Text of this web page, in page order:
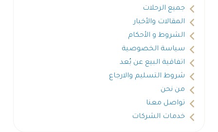
جميع الرحلات
المقالات والأخبار
الشروط و الأحكام
سياسة الخصوصية
اتفاقية البيع عن بُعد
شروط التسليم والارجاع
من نحن
تواصل معنا
خدمات الشركات